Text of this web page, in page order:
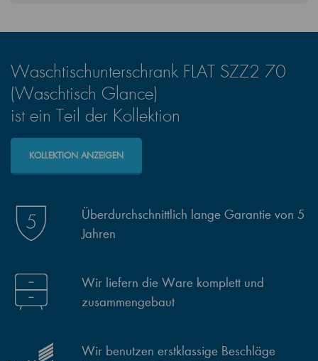
Waschtischunterschrank FLAT SZZ2 70
(Waschtisch Glance)
ist ein Teil der Kollektion
KOLLEKTION ANZEIGEN
Überdurchschnittlich lange Garantie von 5
Jahren
Wir liefern die Ware komplett und
zusammengebaut
Wir benutzen erstklassige Beschläge